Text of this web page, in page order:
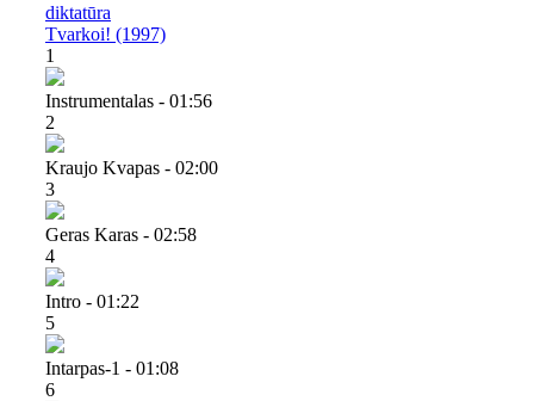
diktatūra
Tvarkoi! (1997)
1
Instrumentalas - 01:56
2
Kraujo Kvapas - 02:00
3
Geras Karas - 02:58
4
Intro - 01:22
5
Intarpas-1 - 01:08
6